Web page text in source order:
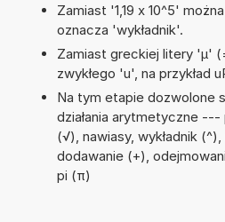
Zamiast '1,19 x 10^5'
oznacza 'wykładnik'.
Zamiast greckiej litery 'µ'
zwykłego 'u', na przykład
Na tym etapie dozwolone
działania arytmetyczne
(√), nawiasy, wykładnik
dodawanie (+),
pi (π)